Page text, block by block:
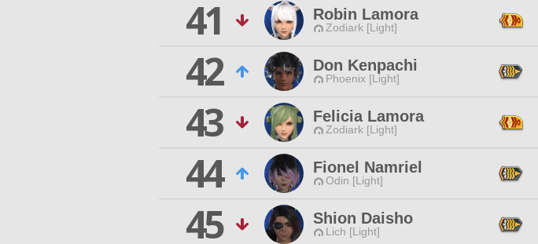
41
Robin Lamora
Zodiark [Light]
42
Don Kenpachi
Phoenix [Light]
43
Felicia Lamora
Zodiark [Light]
44
Fionel Namriel
Odin [Light]
45
Shion Daisho
Lich [Light]